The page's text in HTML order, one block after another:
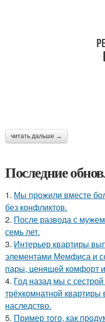
читать дальше →
Последние
1. Мы прожили вместе
без конфликтов.
2. После развода с
семь лет.
3. Интерьер квартиры
элементами Мемфиса и
пары, ценящей комфорт
4. Год назад мы с
трёхкомнатной
наследство.
5. Пример того, как